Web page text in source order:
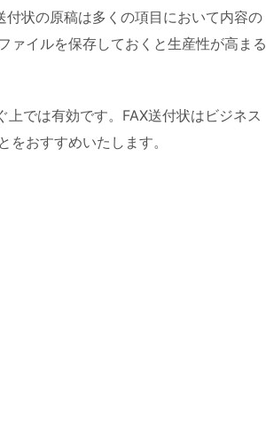
状の原稿は多くの項目において内容の
ァイルを保存しておくと生産性が高まる
では有効です。FAX送付状はビジネス
おすすめいたします。